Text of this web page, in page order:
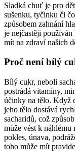
Sladká chuť je pro
sušenku, tyčinku či
způsobem zahnání
je nejčastěji
mít na zdraví našich
Proč není bílý
Bílý cukr, neboli
postrádá vitamíny,
účinky na tělo. Když
jeho tělo dostává
sacharidů, což
může vést k náhlému
pokles, únava,
toho může mít